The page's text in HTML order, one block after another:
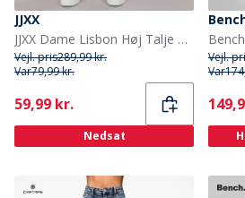
JJXX
JJXX Dame Lisbon Høj Talje Mom Jeans Lyseblå Denim
Vejl. pris289,99 kr.
Var79,99 kr.
Current
59,99 kr.
Nedsat
Vejl.
Var